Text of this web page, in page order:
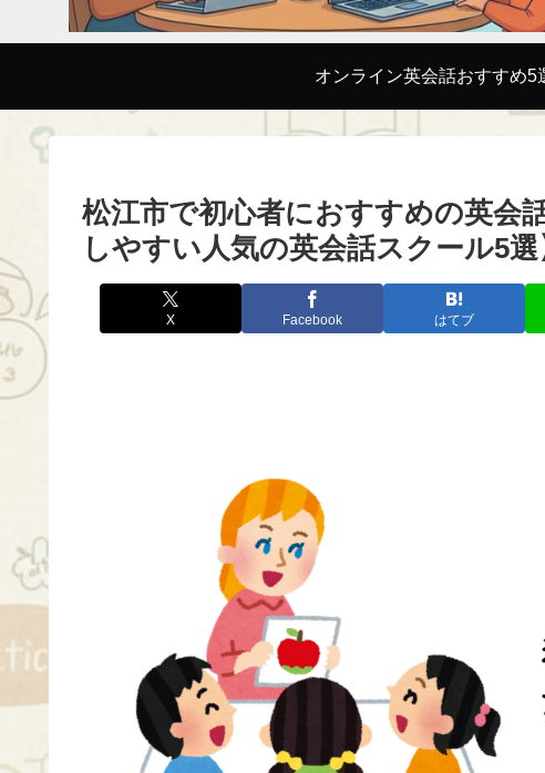
オンライン英会話おすすめ5
松江市で初心者におすすめの英会
しやすい人気の英会話スクール5選
X Facebook はてブ